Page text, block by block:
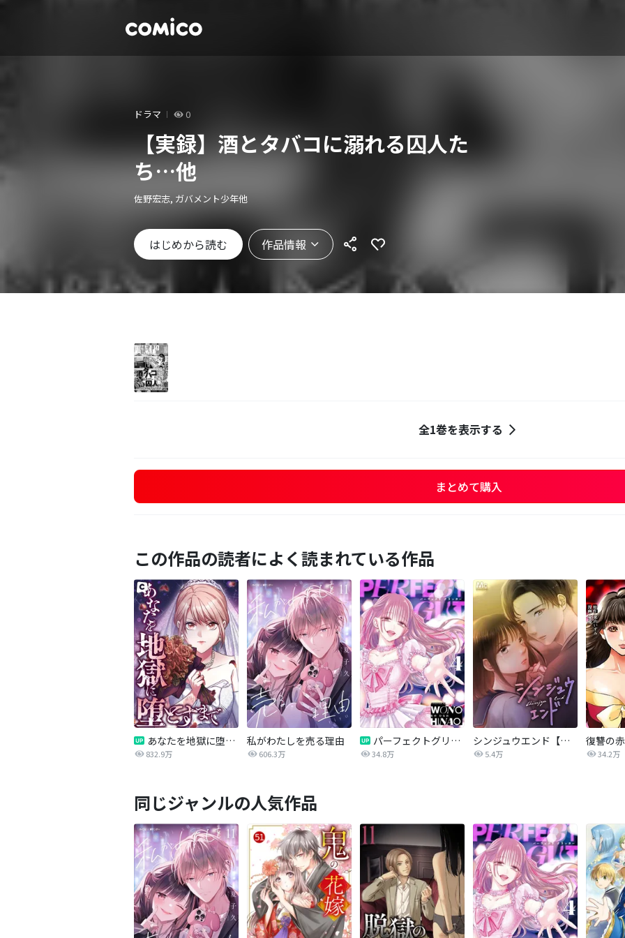
ドラマ 0
【実録】酒とタバコに溺れる囚人た
ち…他
佐野宏志, ガバメント少年他
はじめから読む 作品情報
全1巻を表示する
まとめて購入
この作品の読者によく読まれている作品
あなたを地獄に堕とすまで
832.9万
私がわたしを売る理由
606.3万
パーフェクトグリッター
34.8万
シンジュウエンド【タテヨミ】
5.4万 34.2万
同じジャンルの人気作品